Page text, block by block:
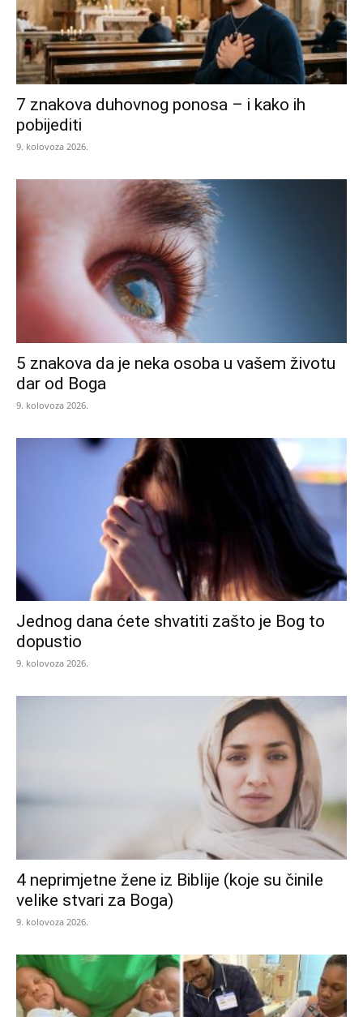
7 znakova duhovnog ponosa – i kako ih
pobijediti
9. kolovoza 2026.
5 znakova da je neka osoba u vašem životu
dar od Boga
9. kolovoza 2026.
Jednog dana ćete shvatiti zašto je Bog to
dopustio
9. kolovoza 2026.
4 neprimjetne žene iz Biblije (koje su činile
velike stvari za Boga)
9. kolovoza 2026.